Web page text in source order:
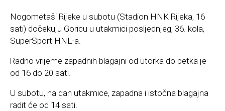
Nogometaši Rijeke u subotu (Stadion HNK Rijeka, 16
sati) dočekuju Goricu u utakmici posljednjeg, 36. kola,
SuperSport HNL-a.
Radno vrijeme zapadnih blagajni od utorka do petka je
od 16 do 20 sati.
U subotu, na dan utakmice, zapadna i istočna blagajna
radit će od 14 sati.